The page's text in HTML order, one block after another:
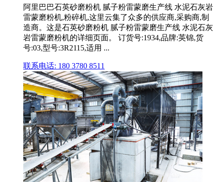
阿里巴巴石英砂磨粉机 腻子粉雷蒙磨生产线 水泥石灰岩
雷蒙磨粉机,粉碎机,这里云集了众多的供应商,采购商,制
造商。这是石英砂磨粉机 腻子粉雷蒙磨生产线 水泥石灰
岩雷蒙磨粉机的详细页面。 订货号:1934,品牌:英锦,货
号:03,型号:3R2115,适用 ...
联系电话: 180 3780 8511